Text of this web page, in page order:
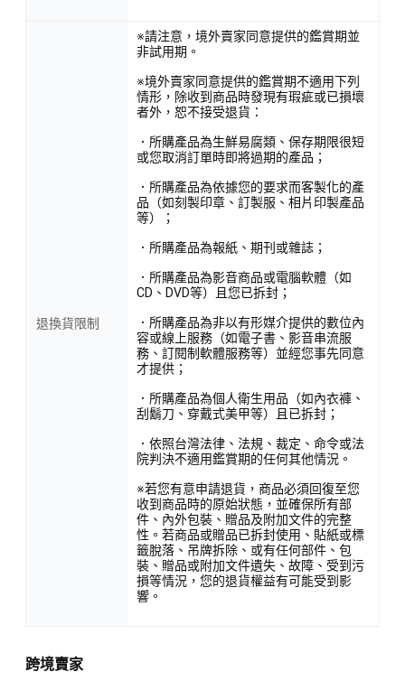
退換貨限制
※請注意，境外賣家同意提供的鑑賞期並
非試用期。
※境外賣家同意提供的鑑賞期不適用下列
情形，除收到商品時發現有瑕疵或已損壞
者外，恕不接受退貨：
．所購產品為生鮮易腐類、保存期限很短
或您取消訂單時即將過期的產品；
．所購產品為依據您的要求而客製化的產
品（如刻製印章、訂製服、相片印製產品
等）；
．所購產品為報紙、期刊或雜誌；
．所購產品為影音商品或電腦軟體（如
CD、DVD等）且您已拆封；
．所購產品為非以有形媒介提供的數位內
容或線上服務（如電子書、影音串流服
務、訂閱制軟體服務等）並經您事先同意
才提供；
．所購產品為個人衛生用品（如內衣褲、
刮鬍刀、穿戴式美甲等）且已拆封；
．依照台灣法律、法規、裁定、命令或法
院判決不適用鑑賞期的任何其他情況。
※若您有意申請退貨，商品必須回復至您
收到商品時的原始狀態，並確保所有部
件、內外包裝、贈品及附加文件的完整
性。若商品或贈品已拆封使用、貼紙或標
籤脫落、吊牌拆除、或有任何部件、包
裝、贈品或附加文件遺失、故障、受到污
損等情況，您的退貨權益有可能受到影
響。
跨境賣家